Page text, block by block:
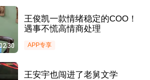
王俊凯一款情绪稳定的COO！
遇事不慌高情商处理
APP专享
王安宇也闯进了老舅文学